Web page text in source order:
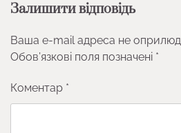
Залишити відповідь
Ваша e-mail адреса не
Обов’язкові поля позначені *
Коментар *